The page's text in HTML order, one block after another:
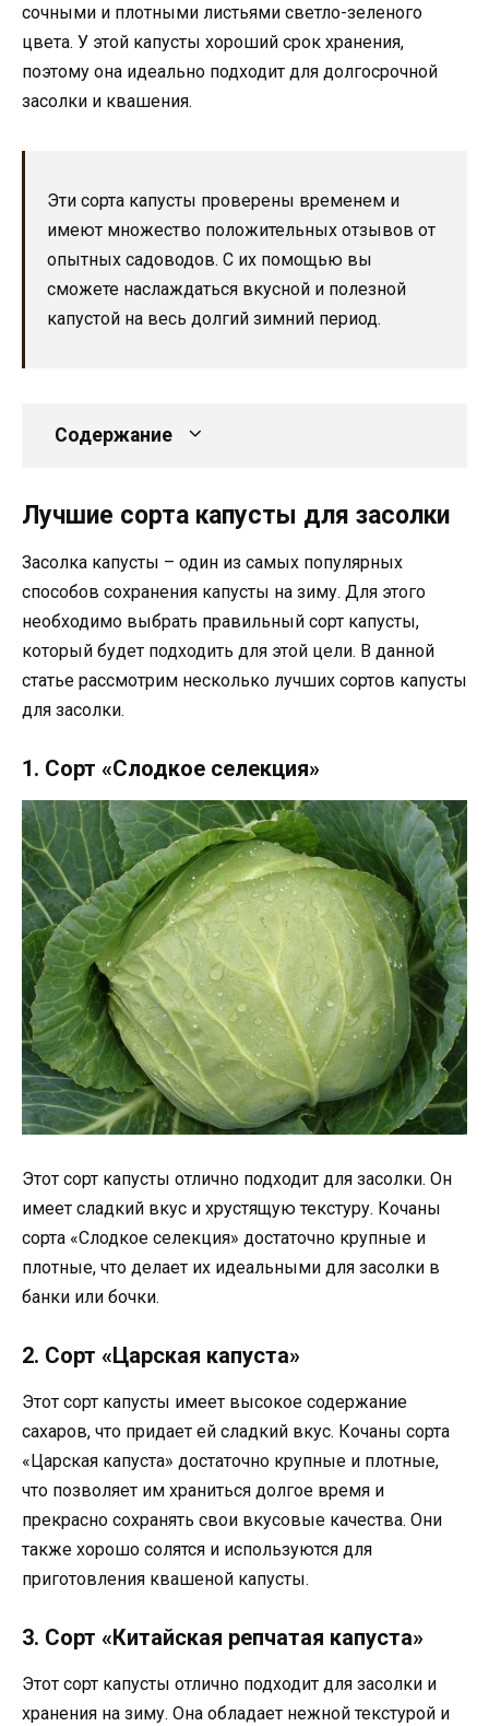
сочными и плотными листьями светло-зеленого
цвета. У этой капусты хороший срок хранения,
поэтому она идеально подходит для долгосрочной
засолки и квашения.
Эти сорта капусты проверены временем и
имеют множество положительных отзывов от
опытных садоводов. С их помощью вы
сможете наслаждаться вкусной и полезной
капустой на весь долгий зимний период.
Содержание
Лучшие сорта капусты для засолки
Засолка капусты – один из самых популярных
способов сохранения капусты на зиму. Для этого
необходимо выбрать правильный сорт капусты,
который будет подходить для этой цели. В данной
статье рассмотрим несколько лучших сортов капусты
для засолки.
1. Сорт «Слодкое селекция»
Этот сорт капусты отлично подходит для засолки. Он
имеет сладкий вкус и хрустящую текстуру. Кочаны
сорта «Слодкое селекция» достаточно крупные и
плотные, что делает их идеальными для засолки в
банки или бочки.
2. Сорт «Царская капуста»
Этот сорт капусты имеет высокое содержание
сахаров, что придает ей сладкий вкус. Кочаны сорта
«Царская капуста» достаточно крупные и плотные,
что позволяет им храниться долгое время и
прекрасно сохранять свои вкусовые качества. Они
также хорошо солятся и используются для
приготовления квашеной капусты.
3. Сорт «Китайская репчатая капуста»
Этот сорт капусты отлично подходит для засолки и
хранения на зиму. Она обладает нежной текстурой и